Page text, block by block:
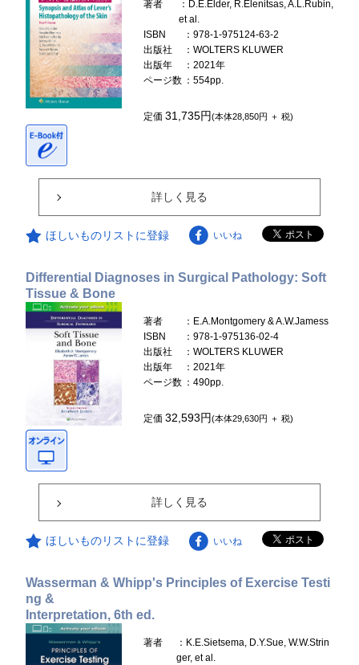
著者
：D.E.Elder, R.Elenitsas, A.L.Rubin,
et al.
ISBN
：978-1-975124-63-2
出版社
：WOLTERS KLUWER
出版年
：2021年
ページ数 ：554pp.
定価31,735円(本体28,850円 ＋ 税)
詳しく見る
ほしいものリストに登録 いいね
Differential Diagnoses in Surgical Pathology: Soft
Tissue & Bone
著者
：E.A.Montgomery & A.W.Jamess
ISBN
：978-1-975136-02-4
出版社
：WOLTERS KLUWER
出版年
：2021年
ページ数 ：490pp.
定価32,593円(本体29,630円 ＋ 税)
詳しく見る
ほしいものリストに登録 いいね
Wasserman & Whipp's Principles of Exercise Testi
ng &
Interpretation, 6th ed.
著者
：K.E.Sietsema, D.Y.Sue, W.W.Strin
ger, et al.